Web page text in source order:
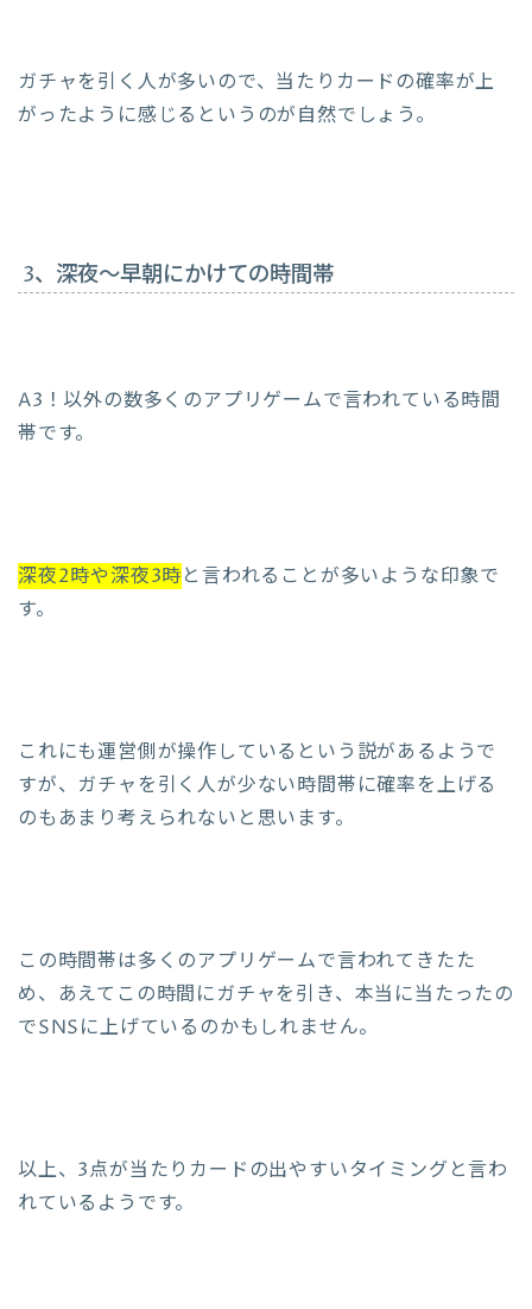
ガチャを引く人が多いので、当たりカードの確率が上
がったように感じるというのが自然でしょう。
3、深夜～早朝にかけての時間帯
A3！以外の数多くのアプリゲームで言われている時間
帯です。
深夜2時や深夜3時と言われることが多いような印象で
す。
これにも運営側が操作しているという説があるようで
すが、ガチャを引く人が少ない時間帯に確率を上げる
のもあまり考えられないと思います。
この時間帯は多くのアプリゲームで言われてきたた
め、あえてこの時間にガチャを引き、本当に当たったの
でSNSに上げているのかもしれません。
以上、3点が当たりカードの出やすいタイミングと言わ
れているようです。